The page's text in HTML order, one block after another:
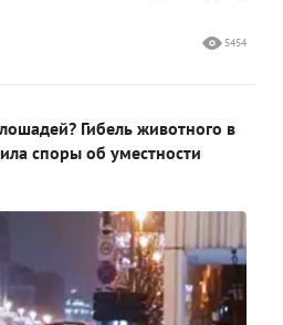
5454
Гибель животного в
споры об уместности